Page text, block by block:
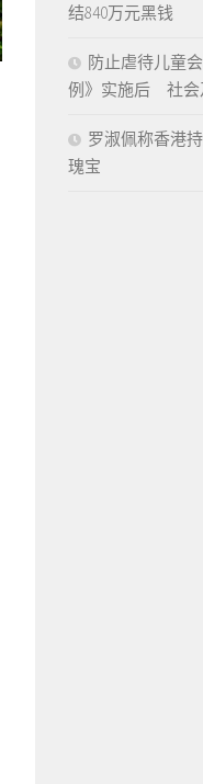
结840万元黑钱
防止虐待儿童
例》实施后 社会
罗淑佩称香港
瑰宝